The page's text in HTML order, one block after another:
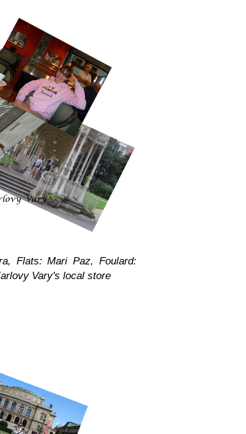
Flats: Mari Paz, Foulard:
Vary's local store